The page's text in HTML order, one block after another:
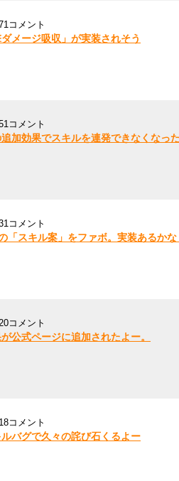
コメント
メージ吸収」が実装されそう
コメント
加効果でスキルを連発できなくなっ
コメント
「スキル案」をファボ。実装あるかな
コメント
公式ページに追加されたよー。
18コメント
バグで久々の詫び石くるよー